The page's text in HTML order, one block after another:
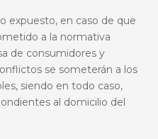
expuesto, en caso de que
a la normativa
de consumidores y
se someterán a los
siendo en todo caso,
al domicilio del